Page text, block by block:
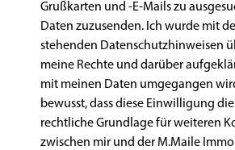
Grußkarten und -E-Mails zu
Daten zuzusenden. Ich wurde mit
stehenden Datenschutzhinweisen
meine Rechte und darüber
mit meinen Daten umgegangen
bewusst, dass diese Einwilligung die
rechtliche Grundlage für weiteren
zwischen mir und der M.Maile